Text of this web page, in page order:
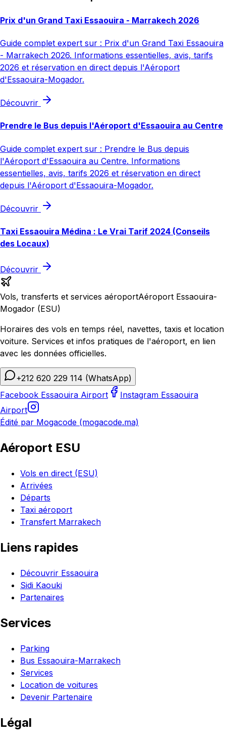
Prix d'un Grand Taxi Essaouira - Marrakech 2026
Guide complet expert sur : Prix d'un Grand Taxi Essaouira
- Marrakech 2026. Informations essentielles, avis, tarifs
2026 et réservation en direct depuis l'Aéroport
d'Essaouira-Mogador.
Découvrir
Prendre le Bus depuis l'Aéroport d'Essaouira au Centre
Guide complet expert sur : Prendre le Bus depuis
l'Aéroport d'Essaouira au Centre. Informations
essentielles, avis, tarifs 2026 et réservation en direct
depuis l'Aéroport d'Essaouira-Mogador.
Découvrir
Taxi Essaouira Médina : Le Vrai Tarif 2024 (Conseils
des Locaux)
Découvrir
Vols, transferts et services aéroportAéroport Essaouira-
Mogador (ESU)
Horaires des vols en temps réel, navettes, taxis et location
voiture. Services et infos pratiques de l'aéroport, en lien
avec les données officielles.
+212 620 229 114 (WhatsApp)
Facebook Essaouira Airport
Instagram Essaouira
Airport
Édité par Mogacode (mogacode.ma)
Aéroport ESU
Vols en direct (ESU)
Arrivées
Départs
Taxi aéroport
Transfert Marrakech
Liens rapides
Découvrir Essaouira
Sidi Kaouki
Partenaires
Services
Parking
Bus Essaouira-Marrakech
Services
Location de voitures
Devenir Partenaire
Légal